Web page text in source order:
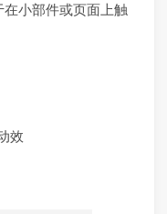
小部件或页面上触
效